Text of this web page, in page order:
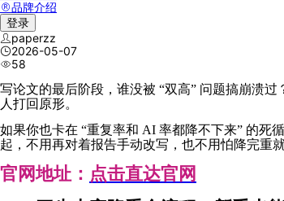
品牌介绍
登录
paperzz
2026-05-07
58
写论文的最后阶段，谁没被 “双高” 问题搞崩溃
人打回原形。
如果你也卡在 “重复率和 AI 率都降不下来” 的死
起，不用再对着报告手动改写，也不用怕降完重
官网地址： 点击直达官网